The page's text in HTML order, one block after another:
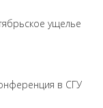
ущелье
в СГУ